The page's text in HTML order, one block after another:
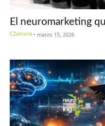
El neuromarketing
CZamora - marzo 15, 2026